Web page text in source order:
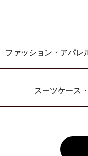
ファッション・アパレ
スーツケース